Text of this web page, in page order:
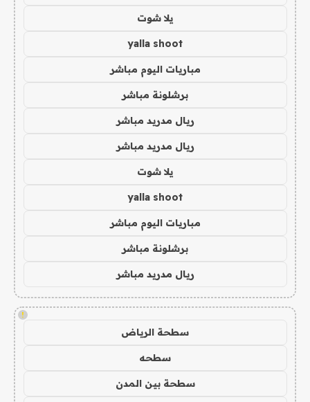
يلا شوت
yalla shoot
مباريات اليوم مباشر
برشلونة مباشر
ريال مدريد مباشر
ريال مدريد مباشر
يلا شوت
yalla shoot
مباريات اليوم مباشر
برشلونة مباشر
ريال مدريد مباشر
!
سطحة الرياض
سطحه
سطحة بين المدن